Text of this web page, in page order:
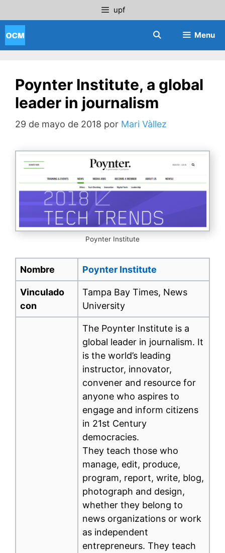
al
contenido
upf
Menu
Poynter Institute, a global
leader in journalism
29 de mayo de 2018 por Mari Vàllez
Poynter Institute
Nombre Poynter Institute
Vinculado
con
Tampa Bay Times, News
University
The Poynter Institute is a
global leader in journalism. It
is the world’s leading
instructor, innovator,
convener and resource for
anyone who aspires to
engage and inform citizens
in 21st Century
democracies.
They teach those who
manage, edit, produce,
program, report, write, blog,
photograph and design,
whether they belong to
news organizations or work
as independent
entrepreneurs. They teach